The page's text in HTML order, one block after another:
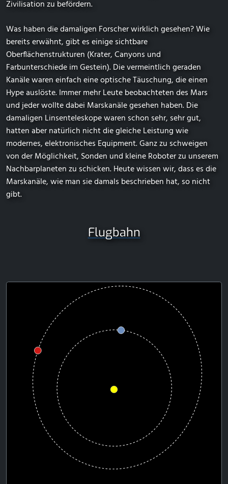
Zivilisation zu befördern.
Was haben die damaligen Forscher wirklich gesehen? Wie
bereits erwähnt, gibt es einige sichtbare
Oberflächenstrukturen (Krater, Canyons und
Farbunterschiede im Gestein). Die vermeintlich geraden
Kanäle waren einfach eine optische Täuschung, die einen
Hype auslöste. Immer mehr Leute beobachteten des Mars
und jeder wollte dabei Marskanäle gesehen haben. Die
damaligen Linsenteleskope waren schon sehr, sehr gut,
hatten aber natürlich nicht die gleiche Leistung wie
modernes, elektronisches Equipment. Ganz zu schweigen
von der Möglichkeit, Sonden und kleine Roboter zu unserem
Nachbarplaneten zu schicken. Heute wissen wir, dass es die
Marskanäle, wie man sie damals beschrieben hat, so nicht
gibt.
Flugbahn